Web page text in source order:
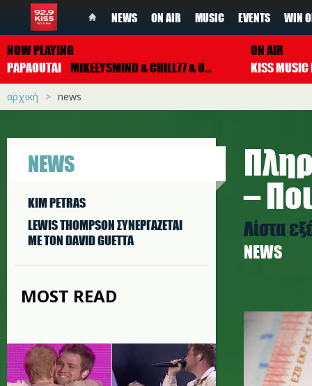
NEWS ON AIR MUSIC EVENTS WIN
NOW PLAYING
PAPAOUTAI MIKEEYSMIND & CHILL77 & UNJAPS
ON AIR
αρχική news
NEWS
KIM PETRAS
LEWIS THOMPSON ΣΥΝΕΡΓAΖΕΤΑΙ
ΜΕ ΤΟΝ DAVID GUETTA
MOST READ
–
Λίστα
NEWS